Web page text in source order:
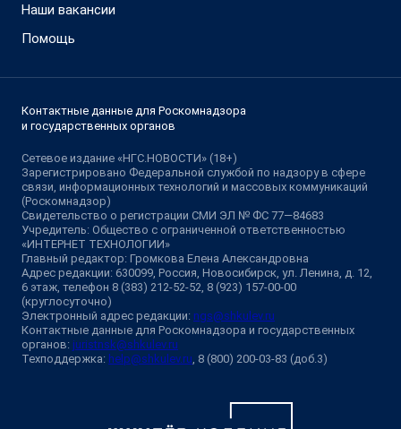
Наши вакансии
Помощь
Контактные данные для Роскомнадзора
и государственных органов
Сетевое издание «НГС.НОВОСТИ» (18+)
Зарегистрировано Федеральной службой по надзору в сфере
связи, информационных технологий и массовых коммуникаций
(Роскомнадзор)
Свидетельство о регистрации СМИ ЭЛ № ФС 77—84683
Учредитель: Общество с ограниченной ответственностью
«ИНТЕРНЕТ ТЕХНОЛОГИИ»
Главный редактор: Громкова Елена Александровна
Адрес редакции: 630099, Россия, Новосибирск, ул. Ленина, д. 12,
6 этаж, телефон 8 (383) 212-52-52, 8 (923) 157-00-00
(круглосуточно)
Электронный адрес редакции: ngs@shkulev.ru
Контактные данные для Роскомнадзора и государственных
органов: juristnsk@shkulev.ru
Техподдержка: help@shkulev.ru , 8 (800) 200-03-83 (доб.3)